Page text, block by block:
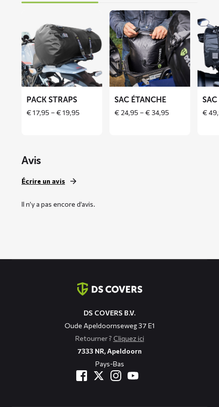
savoir
plus
sur
PACK
straps
PACK STRAPS
€17,95 –€19,95Price
En
savoir
plus
sur
Sac
étanche
SAC ÉTANCHE
€ 24,95 –€34,95
savoir
plus
sur
Sac
en
€
Avis
Écrire un avis
Il n’y a pas encore d’avis.
DS COVERS B.V.
Oude Apeldoornseweg 37 E1
Retourner ? Cliquez ici
7333 NR, Apeldoorn
Pays-Bas